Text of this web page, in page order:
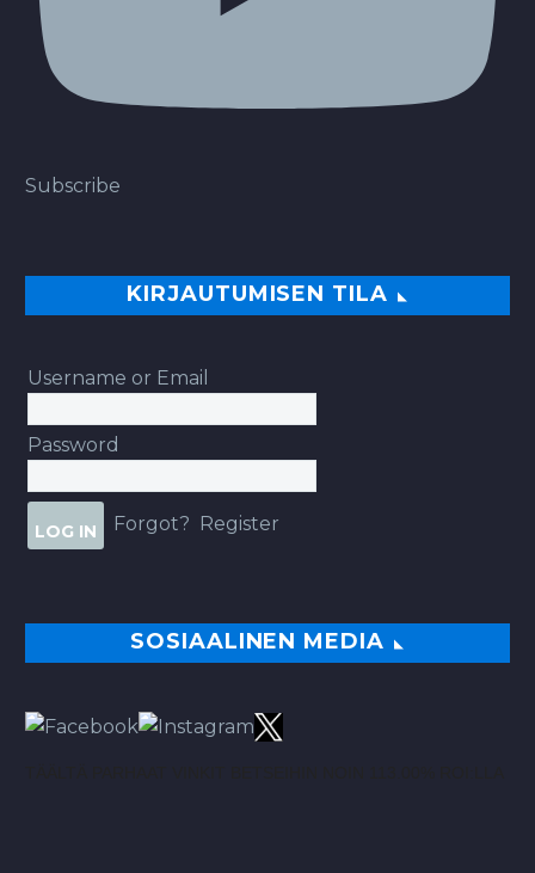
Subscribe
KIRJAUTUMISEN TILA
Username or Email
Password
Forgot? Register
SOSIAALINEN MEDIA